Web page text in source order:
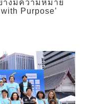
างมีความหมาย
Purpose’